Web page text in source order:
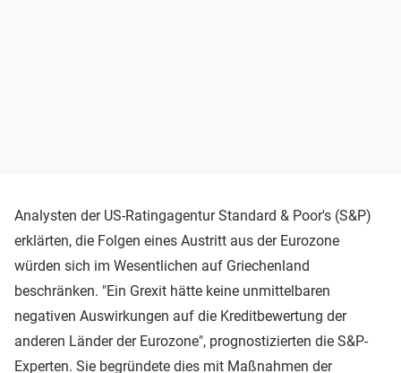
Analysten der US-Ratingagentur Standard & Poor's (S&P)
erklärten, die Folgen eines Austritt aus der Eurozone
würden sich im Wesentlichen auf Griechenland
beschränken. "Ein Grexit hätte keine unmittelbaren
negativen Auswirkungen auf die Kreditbewertung der
anderen Länder der Eurozone", prognostizierten die S&P-
Experten. Sie begründete dies mit Maßnahmen der